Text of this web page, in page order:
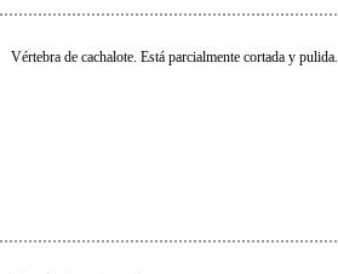
Vértebra de cachalote. Está parcialmente cortada y pulida.